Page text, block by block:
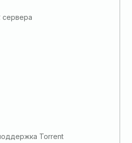
Torrent